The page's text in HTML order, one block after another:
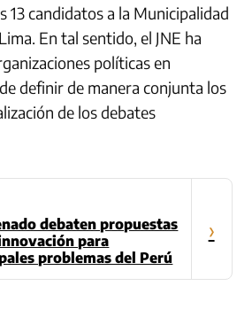
13 candidatos a la Municipalidad
En tal sentido, el JNE ha
políticas en
definir de manera conjunta los
de los debates
debaten propuestas
para
problemas del Perú
›